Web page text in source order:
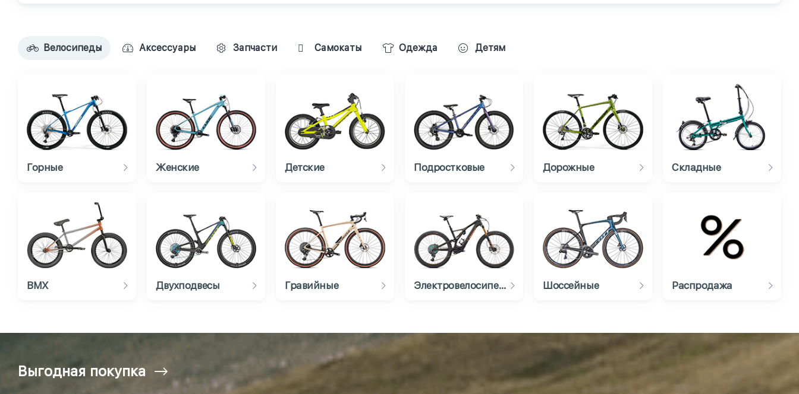
Велосипеды Аксессуары Запчасти Самокаты Одежда Детям
Горные Женские Детские Подростковые Дорожные Складные
BMX Двухподвесы Гравийные Электровелосипеды Шоссейные Распродажа
Выгодная покупка